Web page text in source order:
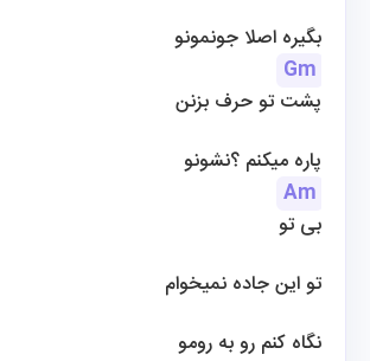
بگیره اصلا جونمونو
Gm
پشت تو حرف بزنن
پاره میکنم ؟نشونو
Am
بی تو
تو این جاده نمیخوام
نگاه کنم رو به رومو